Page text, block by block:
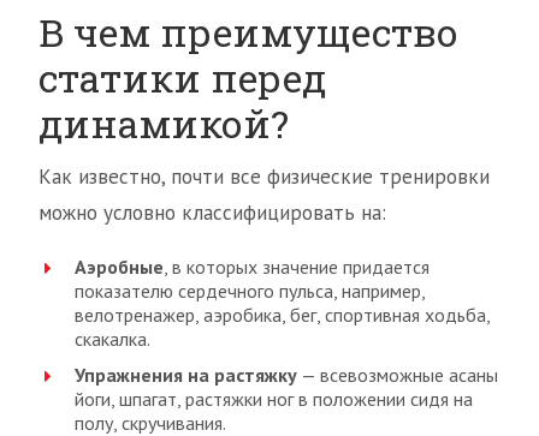
В чем преимущество
статики перед
динамикой?
Как известно, почти все физические тренировки
можно условно классифицировать на:
Аэробные, в которых значение придается
показателю сердечного пульса, например,
велотренажер, аэробика, бег, спортивная ходьба,
скакалка.
Упражнения на растяжку — всевозможные асаны
йоги, шпагат, растяжки ног в положении сидя на
полу, скручивания.